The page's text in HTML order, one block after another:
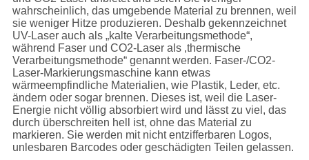
wahrscheinlich, das umgebende Material zu brennen, weil
sie weniger Hitze produzieren. Deshalb gekennzeichnet
UV-Laser auch als „kalte Verarbeitungsmethode“,
während Faser und CO2-Laser als ‚thermische
Verarbeitungsmethode“ genannt werden. Faser-/CO2-
Laser-Markierungsmaschine kann etwas
wärmeempfindliche Materialien, wie Plastik, Leder, etc.
ändern oder sogar brennen. Dieses ist, weil die Laser-
Energie nicht völlig absorbiert wird und lässt zu viel, das
durch überschreiten hell ist, ohne das Material zu
markieren. Sie werden mit nicht entzifferbaren Logos,
unlesbaren Barcodes oder geschädigten Teilen gelassen.